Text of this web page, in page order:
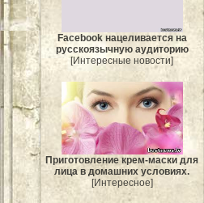
Facebook нацеливается на
русскоязычную аудиторию
[Интересные новости]
Приготовление крем-маски для
лица в домашних условиях.
[Интересное]